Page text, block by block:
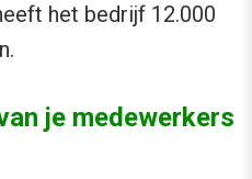
het bedrijf 12.000
je medewerkers